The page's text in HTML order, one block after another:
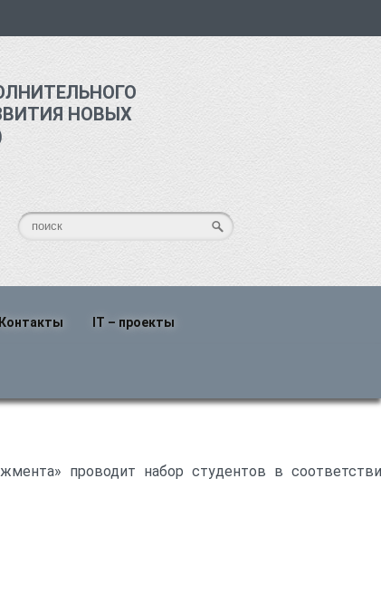
НОВЫХ
Контакты
работы и контакты
IT – проекты
проводит набор студентов в